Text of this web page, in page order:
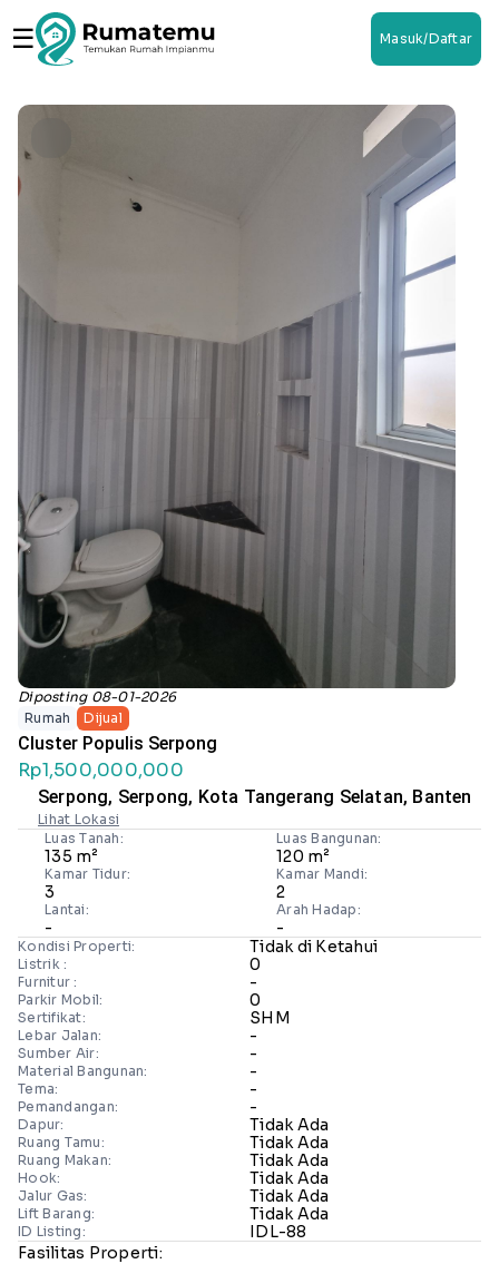
☰ Masuk/Daftar
Diposting 08-01-2026
Rumah
Dijual
Cluster Populis Serpong
Rp1,500,000,000
Serpong, Serpong, Kota Tangerang Selatan, Banten
Lihat Lokasi
Luas Tanah:
135 m²
Luas Bangunan:
120 m²
Kamar Tidur:
3
Kamar Mandi:
2
Lantai:
-
Arah Hadap:
-
Kondisi Properti: Tidak di Ketahui
Listrik : 0
Furnitur : -
Parkir Mobil: 0
Sertifikat: SHM
Lebar Jalan: -
Sumber Air: -
Material Bangunan: -
Tema: -
Pemandangan: -
Dapur: Tidak Ada
Ruang Tamu: Tidak Ada
Ruang Makan: Tidak Ada
Hook: Tidak Ada
Jalur Gas: Tidak Ada
Lift Barang: Tidak Ada
ID Listing:
IDL-88
Fasilitas Properti: